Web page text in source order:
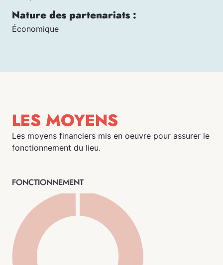
Nature des partenariats :
Économique
LES MOYENS
Les moyens financiers mis en oeuvre pour assurer le
fonctionnement du lieu.
FONCTIONNEMENT